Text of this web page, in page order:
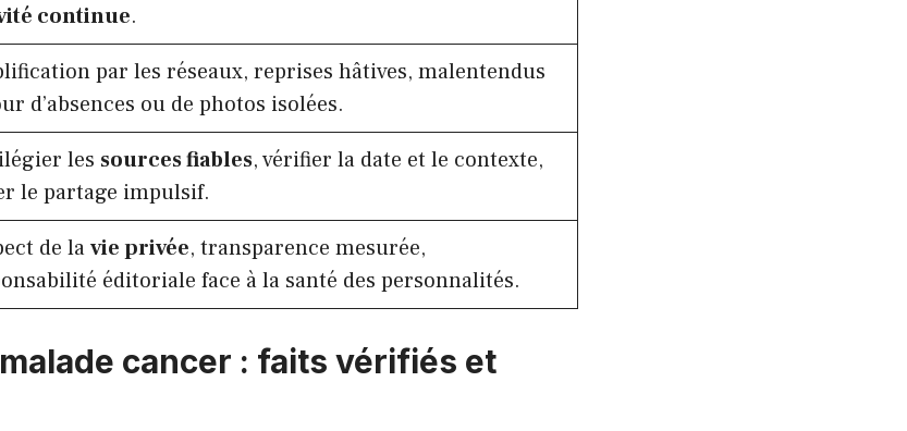
continue.
par les réseaux, reprises hâtives, malentendus
d’absences ou de photos isolées.
les sources fiables, vérifier la date et le contexte,
le partage impulsif.
de lavie privée, transparence mesurée,
éditoriale face à la santé des personnalités.
cancer : faits vérifiés et